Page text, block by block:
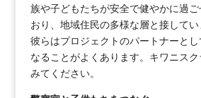
族や子どもたちが安全で健やかに過
おり、地域住民の多様な層と接してい
彼らはプロジェクトのパートナーと
なることがよくあります。キワニス
みてください。